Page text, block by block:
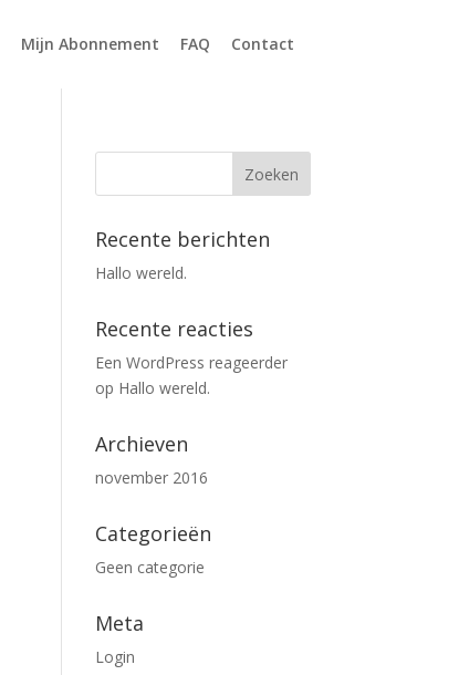
Mijn Abonnement FAQ Contact
Recente berichten
Hallo wereld.
Recente reacties
Een WordPress reageerder
op Hallo wereld.
Archieven
november 2016
Categorieën
Geen categorie
Meta
Login